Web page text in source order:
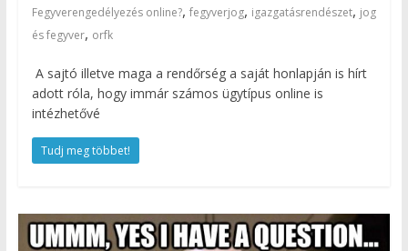
Fegyverengedélyezés online?, fegyverjog, igazgatásrendészet, jog
és fegyver, orfk
A sajtó illetve maga a rendőrség a saját honlapján is hírt
adott róla, hogy immár számos ügytípus online is
intézhetővé
Tudj meg többet!